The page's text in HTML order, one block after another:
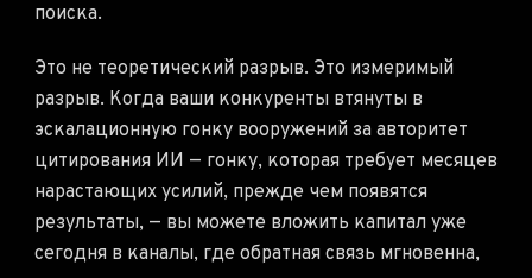
поиска.
Это не теоретический разрыв. Это измеримый
разрыв. Когда ваши конкуренты втянуты в
эскалационную гонку вооружений за авторитет
цитирования ИИ — гонку, которая требует месяцев
нарастающих усилий, прежде чем появятся
результаты, — вы можете вложить капитал уже
сегодня в каналы, где обратная связь мгновенна,